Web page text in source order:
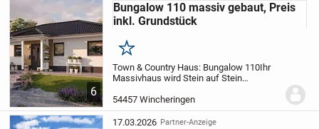
6
Bungalow 110 massiv gebaut, Preis
inkl. Grundstück
Merken
Town & Country Haus: Bungalow 110Ihr
Massivhaus wird Stein auf Stein
schlüsselfertiges Haus, das heißt Sie
müssen vor dem Einzug in Ihr Traumhaus
nur noch...
54457 Wincheringen
17.03.2026 Partner-Anzeige